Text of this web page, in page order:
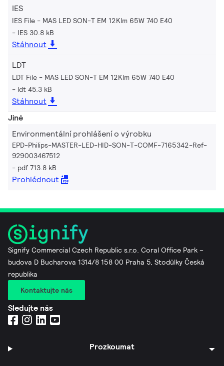
IES
IES File - MAS LED SON-T EM 12Klm 65W 740 E40
IES 30.8 kB
Stáhnout
LDT
LDT File - MAS LED SON-T EM 12Klm 65W 740 E40
ldt 45.3 kB
Stáhnout
Jiné
Environmentální prohlášení o výrobku
EPD-Philips-MASTER-LED-HID-SON-T-COMF-7165342-Ref-
929003467512
pdf 713.8 kB
Prohlédnout
Signify Commercial Czech Republic s.r.o. Coral Office Park –
budova D Bucharova 1314/8 158 00 Praha 5, Stodůlky Česká
republika
Kontaktujte nás
Sledujte nás
Prozkoumat